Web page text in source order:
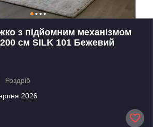
з підйомним механізмом
см SILK 101 Бежевий
Роздріб
2026